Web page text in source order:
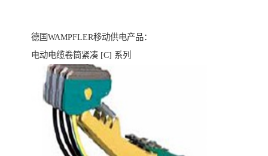
德国WAMPFLER移动供电产品：
电动电缆卷筒紧凑 [C] 系列